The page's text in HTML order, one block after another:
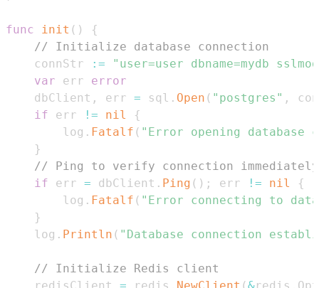
func init ( )
{
// Initialize database connection
	connStr
:=
"user=user dbname=mydb
var err error
	dbClient
, err = sql . Open ( "postgres" ,
if err != nil
{
		log
. Fatalf ( "Error opening database
}
// Ping to verify connection
if err = dbClient . Ping ( ) ; err != nil
{
		log
. Fatalf ( "Error connecting to
}
	log
. Println ( "Database connection
// Initialize Redis client